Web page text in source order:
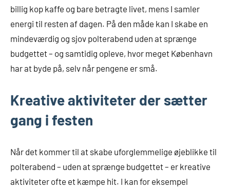
billig kop kaffe og bare betragte livet, mens I samler
energi til resten af dagen. På den måde kan I skabe en
mindeværdig og sjov polterabend uden at sprænge
budgettet – og samtidig opleve, hvor meget København
har at byde på, selv når pengene er små.
Kreative aktiviteter der sætter
gang i festen
Når det kommer til at skabe uforglemmelige øjeblikke til
polterabend – uden at sprænge budgettet – er kreative
aktiviteter ofte et kæmpe hit. I kan for eksempel